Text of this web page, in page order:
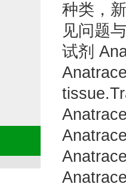
种类，
见问题
试剂